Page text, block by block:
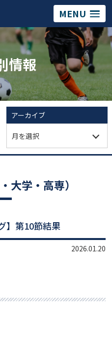
MENU
情報
アーカイブ
大学・高専）
】第10節結果
2026.01.20